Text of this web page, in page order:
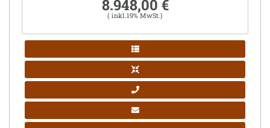
8.948,00 €
( inkl.19% MwSt.)